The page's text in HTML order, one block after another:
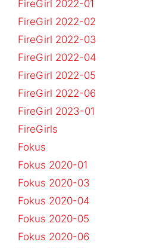
FireGirl 2022-01
FireGirl 2022-02
FireGirl 2022-03
FireGirl 2022-04
FireGirl 2022-05
FireGirl 2022-06
FireGirl 2023-01
FireGirls
Fokus
Fokus 2020-01
Fokus 2020-03
Fokus 2020-04
Fokus 2020-05
Fokus 2020-06